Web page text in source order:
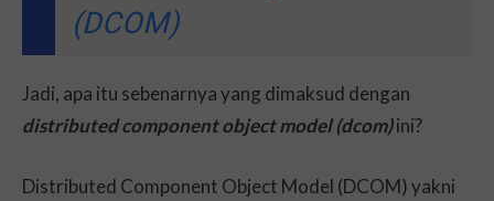
(DCOM)
Jadi, apa itu sebenarnya yang dimaksud dengan
distributed component object model (dcom)ini?
Distributed Component Object Model (DCOM) yakni